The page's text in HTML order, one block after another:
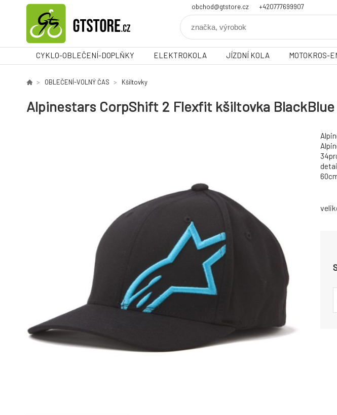
obchod@gtstore.cz +420777699907
CYKLO-OBLEČENÍ-DOPLŇKY ELEKTROKOLA JÍZDNÍ KOLA MOTOKROS-
OBLEČENÍ-VOLNÝ ČAS Kšiltovky
Alpinestars CorpShift 2 Flexfit kšiltovka BlackBlue